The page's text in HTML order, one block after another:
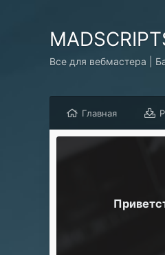
Все для вебмастера |
Главная